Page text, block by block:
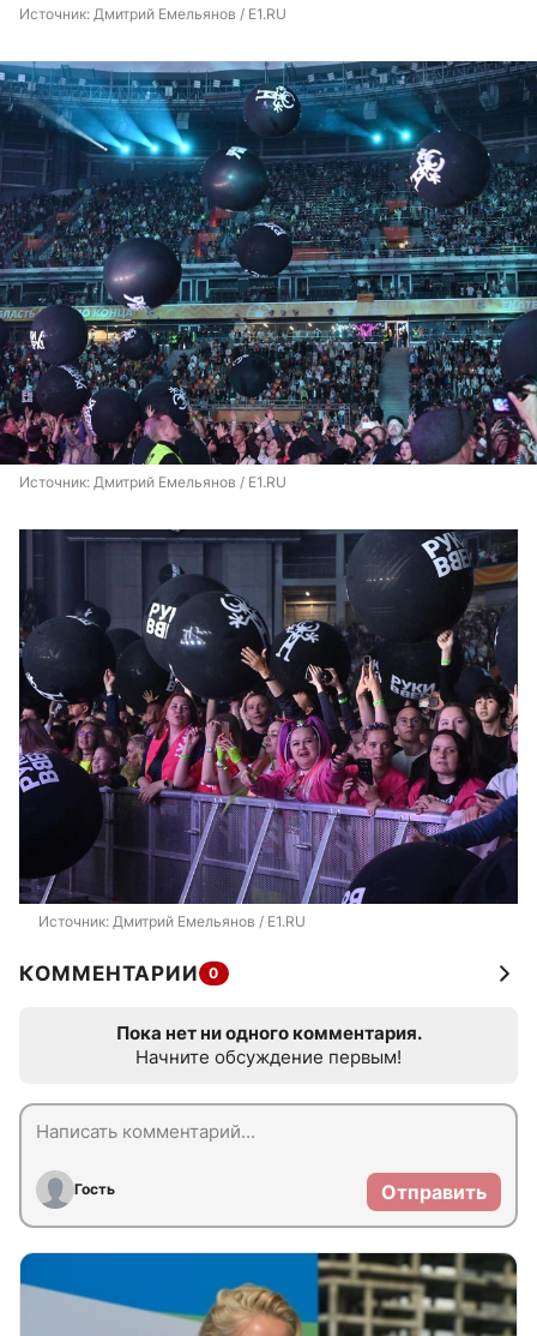
Источник: Дмитрий Емельянов / E1.RU
Источник: Дмитрий Емельянов / E1.RU
Источник: Дмитрий Емельянов / E1.RU
КОММЕНТАРИИ 0
Пока нет ни одного комментария.
Начните обсуждение первым!
Гость Отправить